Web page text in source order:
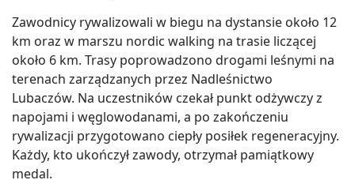
Zawodnicy rywalizowali w biegu na dystansie około 12
km oraz w marszu nordic walking na trasie liczącej
około 6 km. Trasy poprowadzono drogami leśnymi na
terenach zarządzanych przez Nadleśnictwo
Lubaczów. Na uczestników czekał punkt odżywczy z
napojami i węglowodanami, a po zakończeniu
rywalizacji przygotowano ciepły posiłek regeneracyjny.
Każdy, kto ukończył zawody, otrzymał pamiątkowy
medal.